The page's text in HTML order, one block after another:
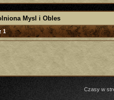
Mysl i Obles
1
Czasy w